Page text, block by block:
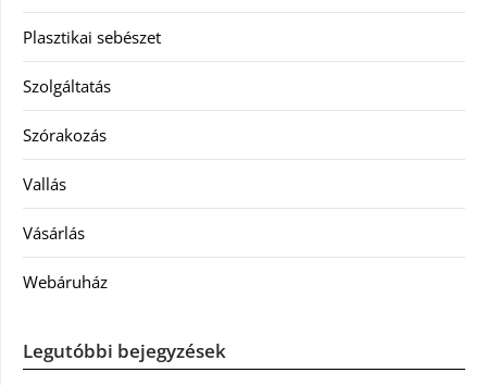
Plasztikai sebészet
Szolgáltatás
Szórakozás
Vallás
Vásárlás
Webáruház
Legutóbbi bejegyzések